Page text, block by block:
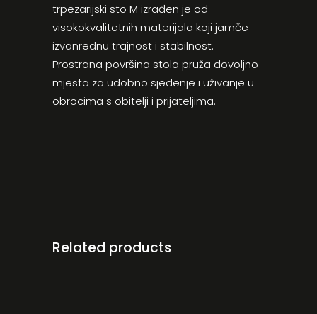
trpezarijski sto M izrađen je od
visokokvalitetnih materijala koji jamče
izvanrednu trajnost i stabilnost.
Prostrana površina stola pruža dovoljno
mjesta za udobno sjedenje i uživanje u
obrocima s obitelji i prijateljima.
Related products